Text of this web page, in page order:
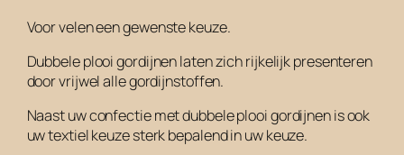
Voor velen een gewenste keuze.
Dubbele plooi gordijnen laten zich rijkelijk presenteren
door vrijwel alle gordijnstoffen.
Naast uw confectie met dubbele plooi gordijnen is ook
uw textiel keuze sterk bepalend in uw keuze.